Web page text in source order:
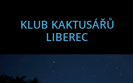
KLUB KAKTUSÁŘŮ
LIBEREC